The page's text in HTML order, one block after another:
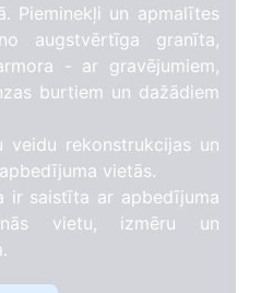
Pieminekļi un apmalītes
augstvērtīga granīta,
- ar gravējumiem,
burtiem un dažādiem
veidu rekonstrukcijas un
vietās.
ir saistīta ar apbedījuma
vietu, izmēru un